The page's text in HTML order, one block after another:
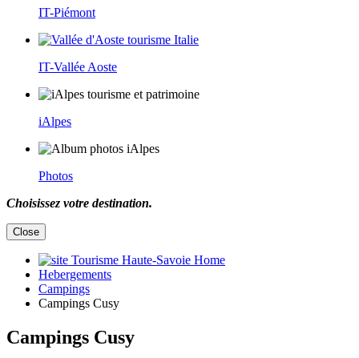
IT-Piémont
IT-Vallée Aoste
iAlpes
Photos
Choisissez votre destination.
Close
Home
Hebergements
Campings
Campings Cusy
Campings Cusy